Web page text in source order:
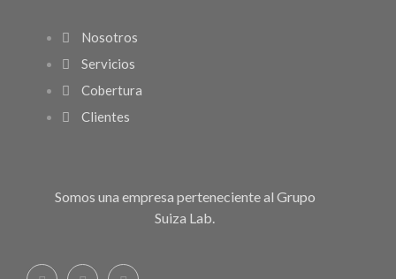
Nosotros
Servicios
Cobertura
Clientes
Somos una empresa perteneciente al Grupo
Suiza Lab.